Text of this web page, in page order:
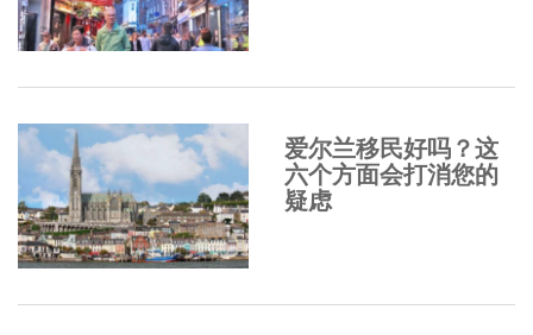
爱尔兰移民好吗？这
六个方面会打消您的
疑虑